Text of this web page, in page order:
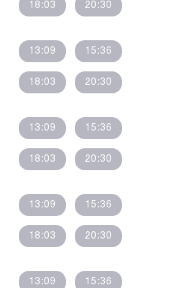
18:03 20:30
13:09 15:36
18:03 20:30
13:09 15:36
18:03 20:30
13:09 15:36
18:03 20:30
13:09 15:36